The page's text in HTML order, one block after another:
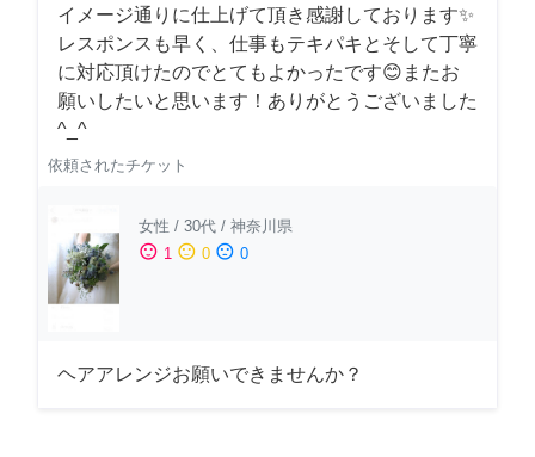
イメージ通りに仕上げて頂き感謝しております✨
レスポンスも早く、仕事もテキパキとそして丁寧
に対応頂けたのでとてもよかったです😊またお
願いしたいと思います！ありがとうございました
^_^
依頼されたチケット
女性 / 30代 / 神奈川県
sentiment_satisfied 1 sentiment_neutral 0 sentiment_dissatisfied 0
ヘアアレンジお願いできませんか？